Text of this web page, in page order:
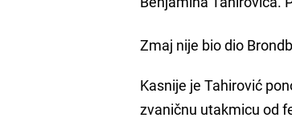
Zmaj nije bio dio
Kasnije je Tahirović
zvaničnu utakmicu od